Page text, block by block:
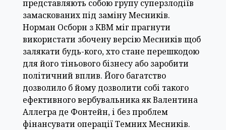
представляють собою групу суперзлодіїв
замаскованих під заміну Месників.
Норман Осборн з КВМ міг прагнути
використати збочену версію Месників щоб
залякати будь-кого, хто стане перешкодою
для його тіньового бізнесу або заробити
політичний вплив. Його багатство
дозволило б йому дозволити собі такого
ефективного вербувальника як Валентина
Аллегра де Фонтейн, і без проблем
фінансувати операції Темних Месників.